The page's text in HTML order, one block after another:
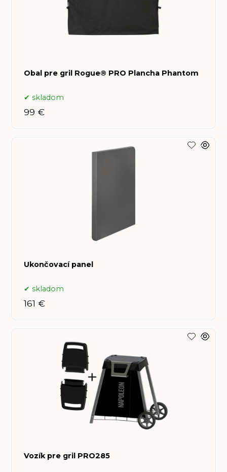
Obal pre gril Rogue® PRO Plancha Phantom
skladom
99 €
Ukončovací panel
skladom
161 €
Vozík pre gril PRO285